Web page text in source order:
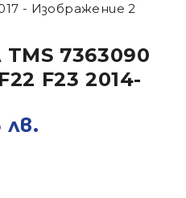
7363090
F23 2014-
лв.